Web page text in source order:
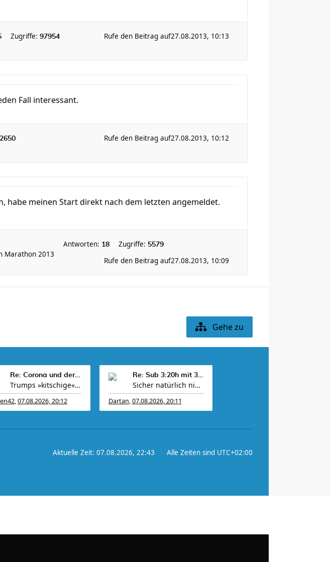
Zugriffe: 97954 27.08.2013, 10:13
Rufe den Beitrag auf
Fall interessant.
2650 27.08.2013, 10:12
Rufe den Beitrag auf
habe meinen Start direkt nach dem letzten angemeldet.
Marathon 2013
Antworten: 18 Zugriffe: 5579
27.08.2013, 10:09
Rufe den Beitrag auf
Gehe zu
Re: Corona und der Sport
Trumps »kitschige« Einrichtung erinnert Hillary Cl
,07.08.2026, 20:12
Re: Sub 3:20h mit 3-4 mal Training die Woche machb
Sicher natürlich nicht und die Hoffnung stirbt zu
Dartan,07.08.2026, 20:11
Alle Zeiten sind UTC+02:00
Aktuelle Zeit: 07.08.2026, 22:43